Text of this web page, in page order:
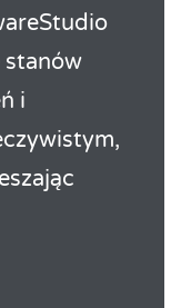
stanów
i